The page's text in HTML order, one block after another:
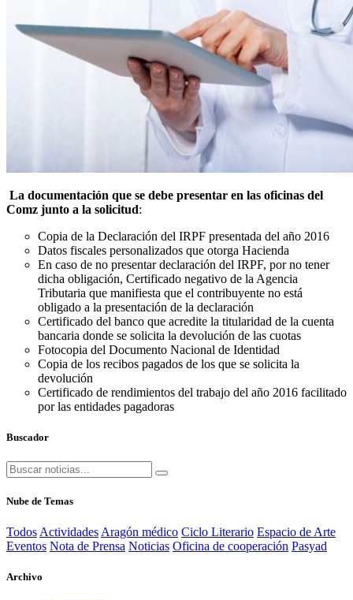
La documentación que se debe presentar en las oficinas del
Comz junto a la solicitud:
Copia de la Declaración del IRPF presentada del año 2016
Datos fiscales personalizados que otorga Hacienda
En caso de no presentar declaración del IRPF, por no tener
dicha obligación, Certificado negativo de la Agencia
Tributaria que manifiesta que el contribuyente no está
obligado a la presentación de la declaración
Certificado del banco que acredite la titularidad de la cuenta
bancaria donde se solicita la devolución de las cuotas
Fotocopia del Documento Nacional de Identidad
Copia de los recibos pagados de los que se solicita la
devolución
Certificado de rendimientos del trabajo del año 2016 facilitado
por las entidades pagadoras
Buscador
Nube de Temas
Todos Actividades Aragón médico Ciclo Literario Espacio de Arte
Eventos Nota de Prensa Noticias Oficina de cooperación Pasyad
Archivo